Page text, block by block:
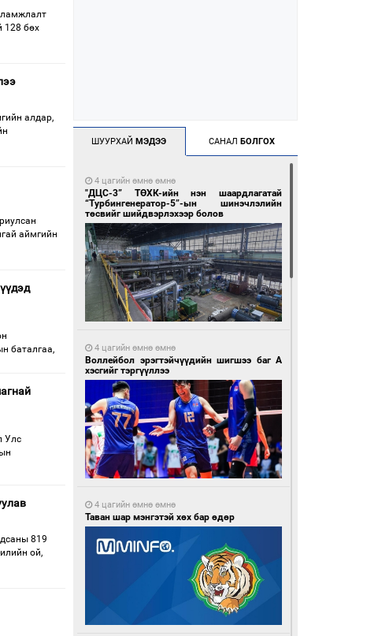
128 бөх
алдар,
аймгийн
баталгаа,
Улс
819
ой,
ШУУРХАЙМЭДЭЭ САНАЛБОЛГОХ
4 цагийн өмнө өмнө
"ДЦС-3” ТӨХК-ийн нэн шаардлагатай
“Турбингенератор-5”-ын шинэчлэлийн
төсвийг шийдвэрлэхээр болов
4 цагийн өмнө өмнө
Воллейбол эрэгтэйчүүдийн шигшээ баг А
хэсгийг тэргүүллээ
4 цагийн өмнө өмнө
Таван шар мэнгэтэй хөх бар өдөр